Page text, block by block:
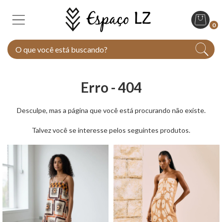
0
Erro - 404
Desculpe, mas a página que você está procurando não existe.
Talvez você se interesse pelos seguintes produtos.